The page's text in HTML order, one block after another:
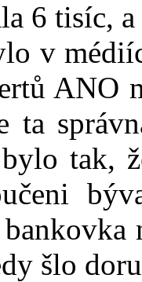
6 tisíc,
v
ANO
ta
tak,
šlo